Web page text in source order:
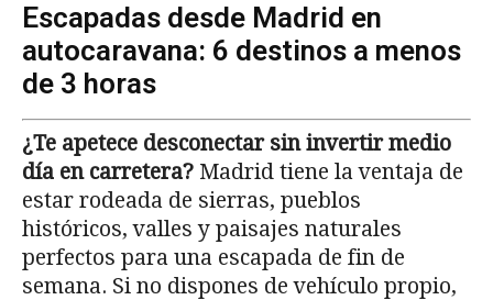
Escapadas desde Madrid en
autocaravana: 6 destinos a menos
de 3 horas
¿Te apetece desconectar sin invertir medio
día en carretera? Madrid tiene la ventaja de
estar rodeada de sierras, pueblos
históricos, valles y paisajes naturales
perfectos para una escapada de fin de
semana. Si no dispones de vehículo propio,